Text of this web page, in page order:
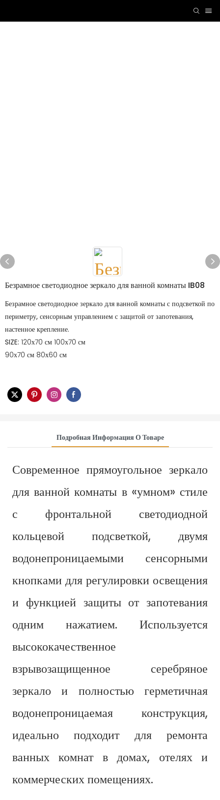
Безрамное светодиодное зеркало для ванной комнаты IB08
Безрамное светодиодное зеркало для ванной комнаты с подсветкой по
периметру, сенсорным управлением с защитой от запотевания,
настенное крепление.
SIZE: 120х70 см 100х70 см
90х70 см 80х60 см
Подробная Информация О Товаре
Современное прямоугольное зеркало
для ванной комнаты в «умном» стиле
с фронтальной светодиодной
кольцевой подсветкой, двумя
водонепроницаемыми сенсорными
кнопками для регулировки освещения
и функцией защиты от запотевания
одним нажатием. Используется
высококачественное
взрывозащищенное серебряное
зеркало и полностью герметичная
водонепроницаемая конструкция,
идеально подходит для ремонта
ванных комнат в домах, отелях и
коммерческих помещениях.